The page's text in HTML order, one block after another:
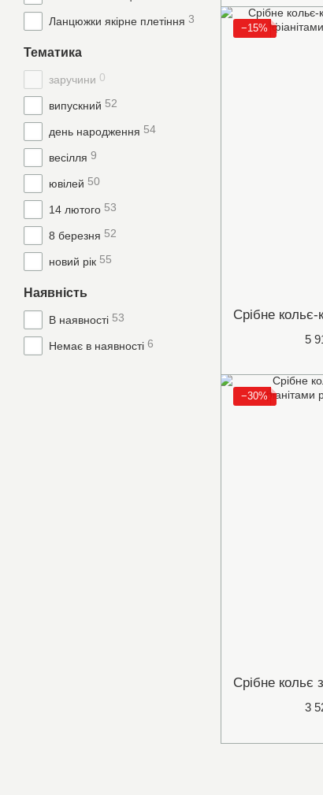
−15%
5
−30%
3
Ланцюжки якірне плетіння 3
Тематика
заручини 0
випускний 52
день народження 54
весілля 9
ювілей 50
14 лютого 53
8 березня 52
новий рік 55
Наявність
В наявності 53
Немає в наявності 6